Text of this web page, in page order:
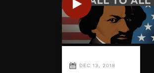
DEC 13, 2018